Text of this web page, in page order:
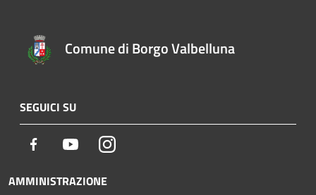
Comune di Borgo Valbelluna
SEGUICI SU
Facebook YoutubeInstagram
AMMINISTRAZIONE